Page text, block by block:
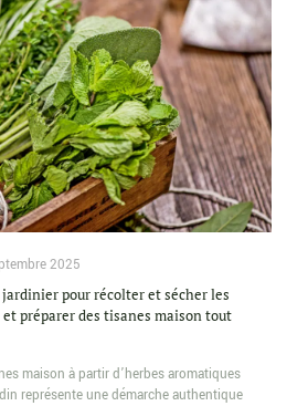
2025
pour récolter et sécher les
préparer des tisanes maison tout
maison à partir d’herbes aromatiques
représente une démarche authentique